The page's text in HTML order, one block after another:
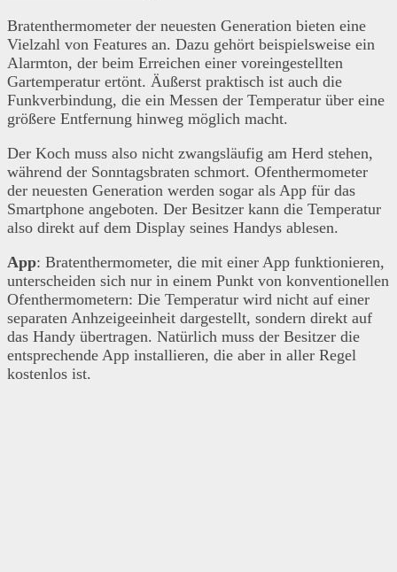
Bratenthermometer der neuesten Generation bieten eine
Vielzahl von Features an. Dazu gehört beispielsweise ein
Alarmton, der beim Erreichen einer voreingestellten
Gartemperatur ertönt. Äußerst praktisch ist auch die
Funkverbindung, die ein Messen der Temperatur über eine
größere Entfernung hinweg möglich macht.
Der Koch muss also nicht zwangsläufig am Herd stehen,
während der Sonntagsbraten schmort. Ofenthermometer
der neuesten Generation werden sogar als App für das
Smartphone angeboten. Der Besitzer kann die Temperatur
also direkt auf dem Display seines Handys ablesen.
App: Bratenthermometer, die mit einer App funktionieren,
unterscheiden sich nur in einem Punkt von konventionellen
Ofenthermometern: Die Temperatur wird nicht auf einer
separaten Anhzeigeeinheit dargestellt, sondern direkt auf
das Handy übertragen. Natürlich muss der Besitzer die
entsprechende App installieren, die aber in aller Regel
kostenlos ist.